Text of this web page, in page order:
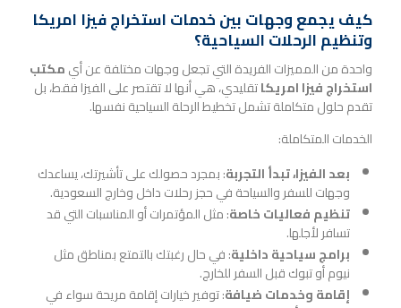
كيف يجمع وجهات بين خدمات استخراج فيزا امريكا
وتنظيم الرحلات السياحية؟
واحدة من المميزات الفريدة التي تجعل وجهات مختلفة عن أيمكتب
استخراج فيزا امريكاتقليدي، هي أنها لا تقتصر على الفيزا فقط، بل
تقدم حلول متكاملة تشمل تخطيط الرحلة السياحية نفسها.
الخدمات المتكاملة:
بعد الفيزا، تبدأ التجربة: بمجرد حصولك على تأشيرتك، يساعدك
وجهات للسفر والسياحة في حجز رحلات داخل وخارج السعودية.
تنظيم فعاليات خاصة: مثل المؤتمرات أو المناسبات التي قد
تسافر لأجلها.
برامج سياحية داخلية: في حال رغبتك بالتمتع بمناطق مثل
نيوم أو تبوك قبل السفر للخارج.
إقامة وخدمات ضيافة: توفير خيارات إقامة مريحة سواء في